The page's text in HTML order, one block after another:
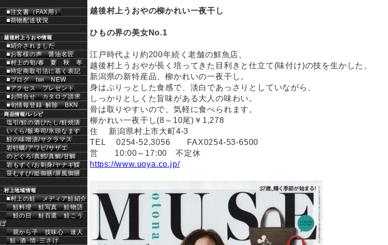
越後村上うおやの柳かれい一夜干し
ひもの界の美女No.1
江戸時代より約200年続く老舗の鮮魚店、
越後村上うおやが長く培ってきた目利きと仕立て(味付け)の技を生かした、
新潟県の新特産品、柳かれいの一夜干し。
身はぷりっとした食感で、淡白であっさりとしていながら、
しっかりとしくた旨味がある大人の味わい。
骨は取りやすいので、気軽に食べられます。
柳かれい一夜干し(8～10尾)￥1,278
住 新潟県村上市大町4-3
TEL 0254-52,3056 FAX0254-53-6500
営 10:00～17:00 不定休
https://www.uoya.co.jp/
■注文書（FAX用）
■荷物配送状況
越後村上うおや情報
■紹介されました
■お客様の声醤油名匠
■村上の旬/春 夏 秋
冬
■特定商取引法に基く表記
■ブログtwiNEW
■アクセスプレゼント
■お問合せカタログ請求
■旬情報登録･解除BKN
商品情報/レシピ
塩引/鮭の酒びたし/鮭焼漬
いくら/飯寿司/氷頭なます
鮭の味噌漬/サクラマス
岩牡蠣/アワビ/サザエ
のどぐろ/真鱈/真鯛/甘鯛
岩もずく/お刺身/ヤナギ鰈
笹むすび/姫御膳/屏風御膳
村上地域情報
■村上の鮭メディア鮭紹介
鮭料理鮭写真鮭物語
鮭の日鮭百選鮭こう
ば
親から子技味心達人
鮭･酒･情･三さけ